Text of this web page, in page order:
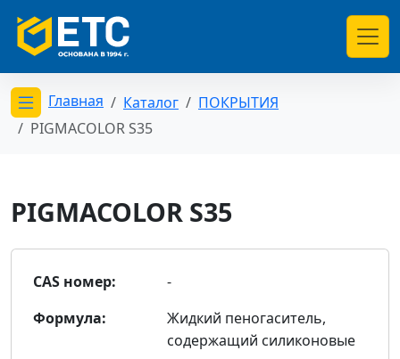
Открыть меню категорий
Главная Каталог
ПОКРЫТИЯ
PIGMACOLOR S35
PIGMACOLOR S35
CAS номер:
-
Формула:
Жидкий пеногаситель,
содержащий силиконовые